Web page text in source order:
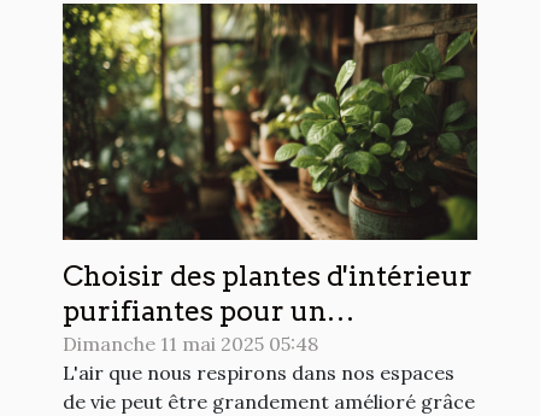
Choisir des plantes d'intérieur
purifiantes pour un
environnement sain et
apaisant
Dimanche 11 mai 2025 05:48
L'air que nous respirons dans nos espaces
de vie peut être grandement amélioré grâce